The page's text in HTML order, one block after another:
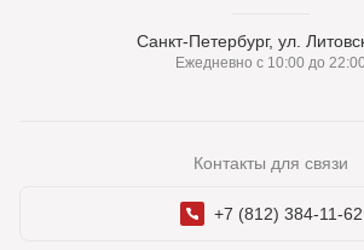
Санкт-Петербург, ул.
Ежедневно с 10:00 до 22:00
Контакты для связи
+7 (812) 384-11-62